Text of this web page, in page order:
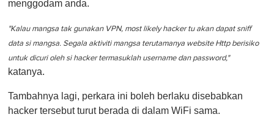
menggodam anda.
"Kalau mangsa tak gunakan VPN, most likely hacker tu akan dapat sniff
data si mangsa. Segala aktiviti mangsa terutamanya website Http berisiko
untuk dicuri oleh si hacker termasuklah username dan password,"
katanya.
Tambahnya lagi, perkara ini boleh berlaku disebabkan
hacker tersebut turut berada di dalam WiFi sama.